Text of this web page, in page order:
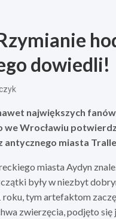
dowiedli!
największych
Wrocławiu
antycznego miasta
miasta Aydyn
były w niezbyt
roku, tym artefaktom
zwierzęcia, podjęto